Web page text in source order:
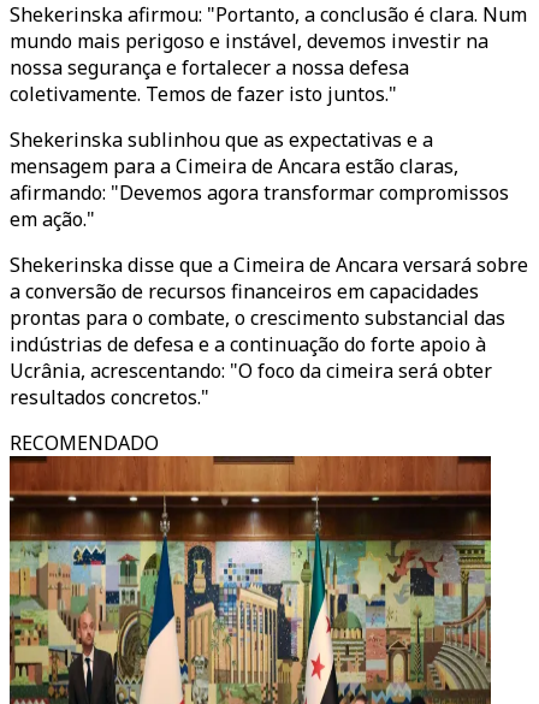
Shekerinska afirmou: "Portanto, a conclusão é clara. Num
mundo mais perigoso e instável, devemos investir na
nossa segurança e fortalecer a nossa defesa
coletivamente. Temos de fazer isto juntos."
Shekerinska sublinhou que as expectativas e a
mensagem para a Cimeira de Ancara estão claras,
afirmando: "Devemos agora transformar compromissos
em ação."
Shekerinska disse que a Cimeira de Ancara versará sobre
a conversão de recursos financeiros em capacidades
prontas para o combate, o crescimento substancial das
indústrias de defesa e a continuação do forte apoio à
Ucrânia, acrescentando: "O foco da cimeira será obter
resultados concretos."
RECOMENDADO